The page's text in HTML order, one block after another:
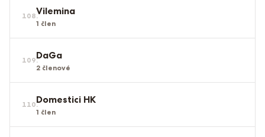
108.Vilemina
1 člen
109.DaGa
2 členové
110.Domestici HK
1 člen